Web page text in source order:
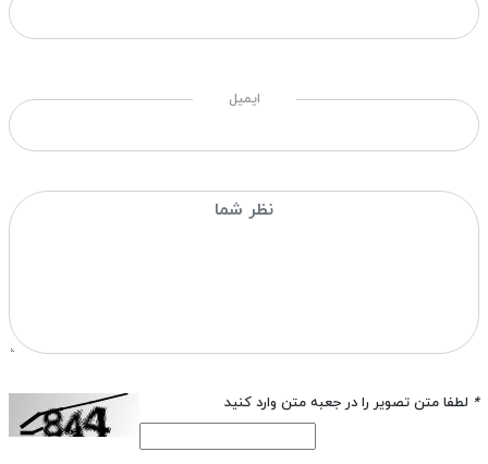
ایمیل
* لطفا متن تصویر را در جعبه متن وارد کنید